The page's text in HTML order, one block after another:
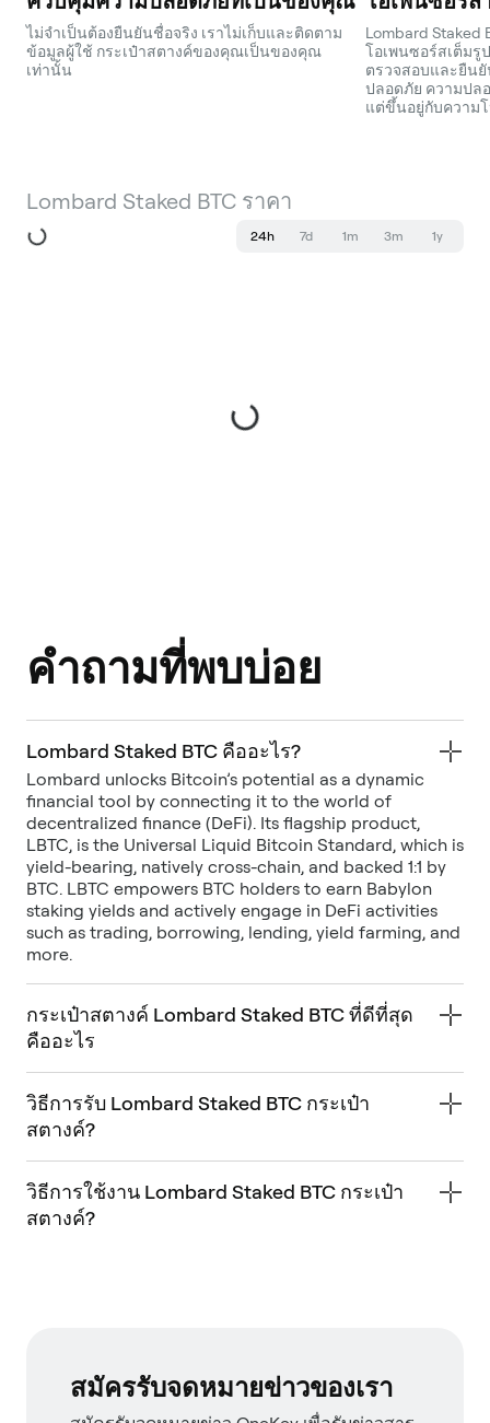
ไม่จำเป็นต้องยืนยันชื่อจริง เราไม่เก็บและติดตาม
ข้อมูลผู้ใช้ กระเป๋าสตางค์ของคุณเป็นของคุณ
เท่านั้น
Lombard Staked
โอเพนซอร์สเต็มรู
ตรวจสอบและยืน
ปลอดภัย ความป
แต่ขึ้นอยู่กับความ
Lombard Staked BTC ราคา
24h 7d 1m 3m 1y
คำถามที่พบบ่อย
Lombard Staked BTC คืออะไร?
Lombard unlocks Bitcoin’s potential as a dynamic
financial tool by connecting it to the world of
decentralized finance (DeFi). Its flagship product,
LBTC, is the Universal Liquid Bitcoin Standard, which is
yield-bearing, natively cross-chain, and backed 1:1 by
BTC. LBTC empowers BTC holders to earn Babylon
staking yields and actively engage in DeFi activities
such as trading, borrowing, lending, yield farming, and
more.
กระเป๋าสตางค์ Lombard Staked BTC ที่ดีที่สุด
คืออะไร
วิธีการรับ Lombard Staked BTC กระเป๋า
สตางค์?
วิธีการใช้งาน Lombard Staked BTC กระเป๋า
สตางค์?
สมัครรับจดหมายข่าวของเรา